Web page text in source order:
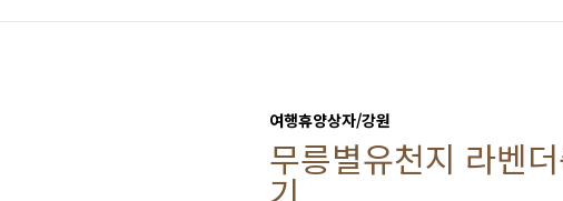
여행휴양상자/강원
무릉별유천지 라벤